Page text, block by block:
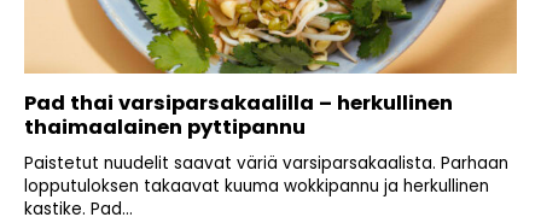
Pad thai varsiparsakaalilla – herkullinen
thaimaalainen pyttipannu
Paistetut nuudelit saavat väriä varsiparsakaalista. Parhaan
lopputuloksen takaavat kuuma wokkipannu ja herkullinen
kastike. Pad...